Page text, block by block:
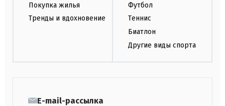
Покупка жилья
Тренды и вдохновение
Футбол
Теннис
Биатлон
Другие виды спорта
E-mail-рассылка